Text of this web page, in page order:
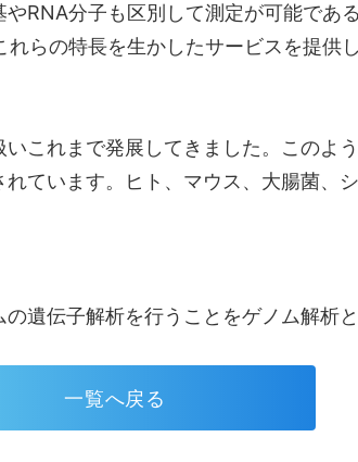
RNA分子も区別して測定が可能であ
らの特長を生かしたサービスを提供
これまで発展してきました。このよ
ています。ヒト、マウス、大腸菌、
遺伝子解析を行うことをゲノム解析
一覧へ戻る